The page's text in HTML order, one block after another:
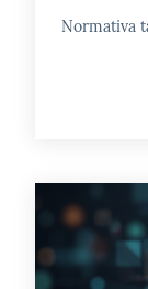
Normativa